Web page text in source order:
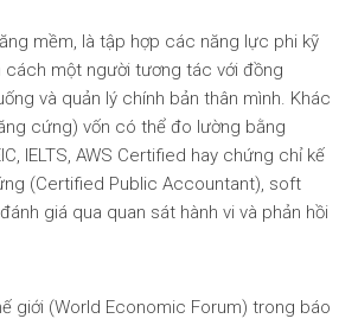
mềm, là tập hợp các năng lực phi kỹ
cách một người tương tác với đồng
và quản lý chính bản thân mình. Khác
cứng) vốn có thể đo lường bằng
IELTS, AWS Certified hay chứng chỉ kế
(Certified Public Accountant), soft
giá qua quan sát hành vi và phản hồi
giới (World Economic Forum) trong báo